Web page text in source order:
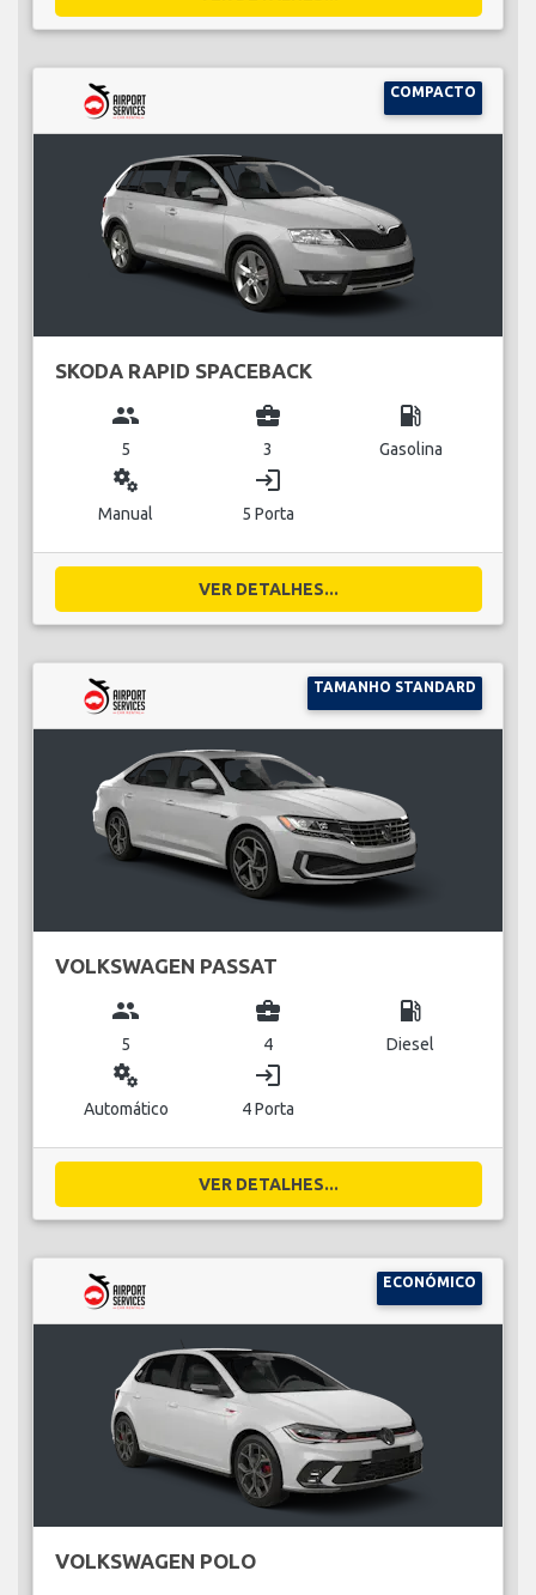
COMPACTO
SKODA RAPID SPACEBACK
group
5
business_center
3
local_gas_station
Gasolina
miscellaneous_services
Manual
login
5 Porta
VER DETALHES...
TAMANHO STANDARD
VOLKSWAGEN PASSAT
group
5
business_center
4
local_gas_station
Diesel
miscellaneous_services
Automático
login
4 Porta
VER DETALHES...
ECONÓMICO
VOLKSWAGEN POLO